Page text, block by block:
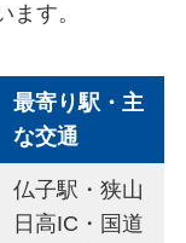
す。
最寄り駅・主
な交通
仏子駅・狭山
日高IC・国道